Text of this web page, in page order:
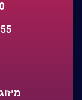
55 עד 60 מק’ ישיבה באוטובוס